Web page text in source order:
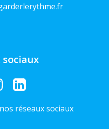
sociaux
réseaux sociaux